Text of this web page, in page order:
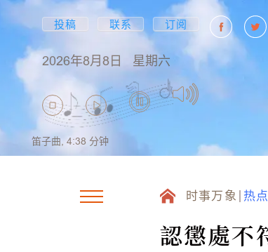
投稿 联系 订阅
2026年8月8日 星期六
笛子曲, 4:38 分钟
时事万象 热
認懲處不